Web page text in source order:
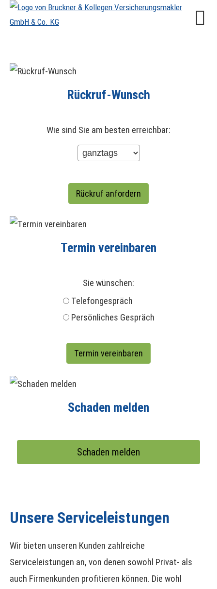
Rück­ruf-Wunsch
Wie sind Sie am besten erreichbar:
Termin ver­ein­baren
Sie wün­schen:
Tele­fon­ge­spräch
Persönliches Gespräch
Schaden melden
Schaden melden
Unsere Serviceleistungen
Wir bieten unseren Kunden zahlreiche
Serviceleistungen an, von denen sowohl Privat- als
auch Firmenkunden profitieren können. Die wohl